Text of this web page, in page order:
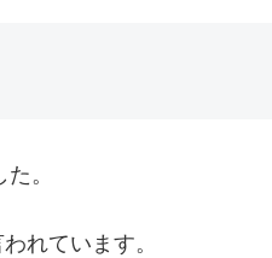
。
れています。